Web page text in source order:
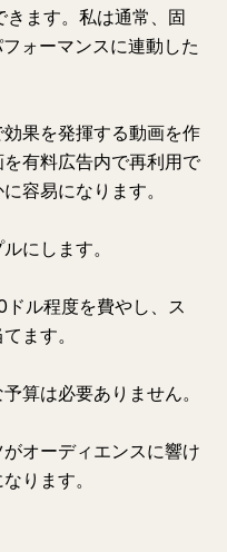
ます。私は通常、固
ォーマンスに連動した
果を発揮する動画を作
有料広告内で再利用で
容易になります。
にします。
ル程度を費やし、ス
ます。
算は必要ありません。
オーディエンスに響け
ります。